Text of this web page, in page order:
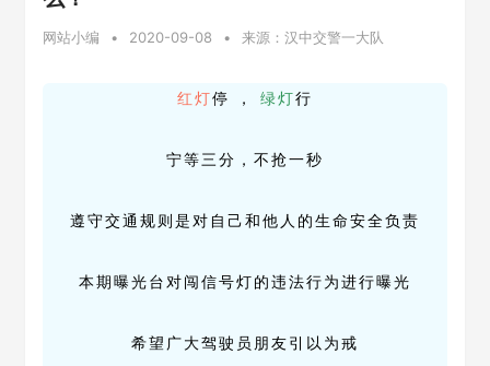
网站小编 • 2020-09-08 • 来源：汉中交警一大队
红灯停 ， 绿灯行
宁等三分，不抢一秒
遵守交通规则是对自己和他人的生命安全负责
本期曝光台对闯信号灯的违法行为进行曝光
希望广大驾驶员朋友引以为戒